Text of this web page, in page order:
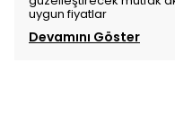
uygun fiyatlar
Devamını Göster